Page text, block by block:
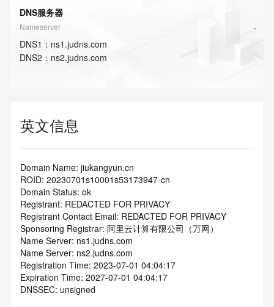
DNS服务器
Nameserver
DNS1 ： ns1.judns.com
DNS2 ： ns2.judns.com
英文信息
Domain Name: jiukangyun.cn
ROID: 20230701s10001s53173947-cn
Domain Status: ok
Registrant: REDACTED FOR PRIVACY
Registrant Contact Email: REDACTED FOR PRIVACY
Sponsoring Registrar: 阿里云计算有限公司（万网）
Name Server: ns1.judns.com
Name Server: ns2.judns.com
Registration Time: 2023-07-01 04:04:17
Expiration Time: 2027-07-01 04:04:17
DNSSEC: unsigned